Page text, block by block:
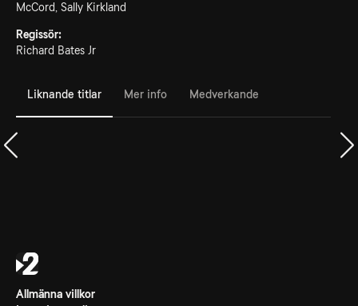
McCord, Sally Kirkland
Regissör:
Richard Bates Jr
Liknande titlar Mer info Medverkande
Allmänna villkor